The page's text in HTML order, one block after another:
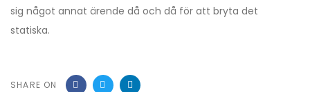
sig något annat ärende då och då för att bryta det
statiska.
SHARE ON